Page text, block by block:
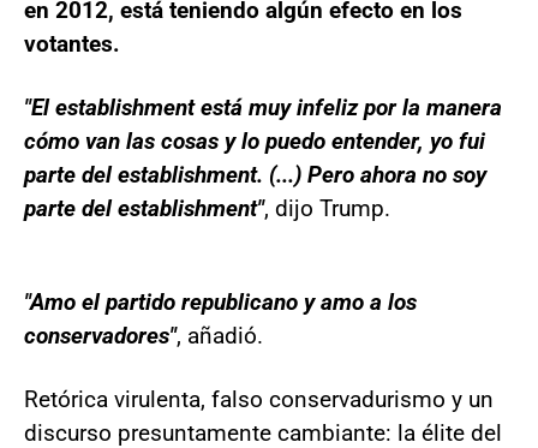
en 2012, está teniendo algún efecto en los
votantes.
"El establishment está muy infeliz por la manera
cómo van las cosas y lo puedo entender, yo fui
parte del establishment. (...) Pero ahora no soy
parte del establishment", dijo Trump.
"Amo el partido republicano y amo a los
conservadores", añadió.
Retórica virulenta, falso conservadurismo y un
discurso presuntamente cambiante: la élite del